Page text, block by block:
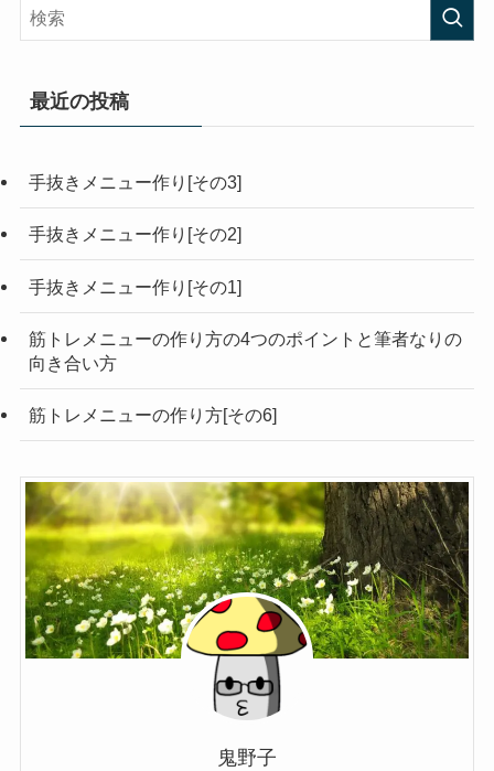
最近の投稿
手抜きメニュー作り[その3]
手抜きメニュー作り[その2]
手抜きメニュー作り[その1]
筋トレメニューの作り方の4つのポイントと筆者なりの
向き合い方
筋トレメニューの作り方[その6]
鬼野子